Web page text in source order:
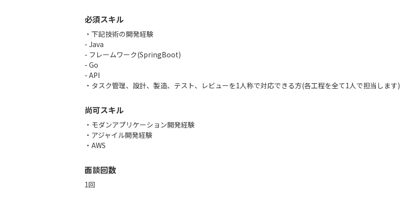
必須スキル
・下記技術の開発経験
- Java
- フレームワーク(SpringBoot)
- Go
- API
・タスク管理、設計、製造、テスト、レビューを1人称で対応できる方(各工程を全て1人で担当します)
尚可スキル
・モダンアプリケーション開発経験
・アジャイル開発経験
・AWS
面談回数
1回